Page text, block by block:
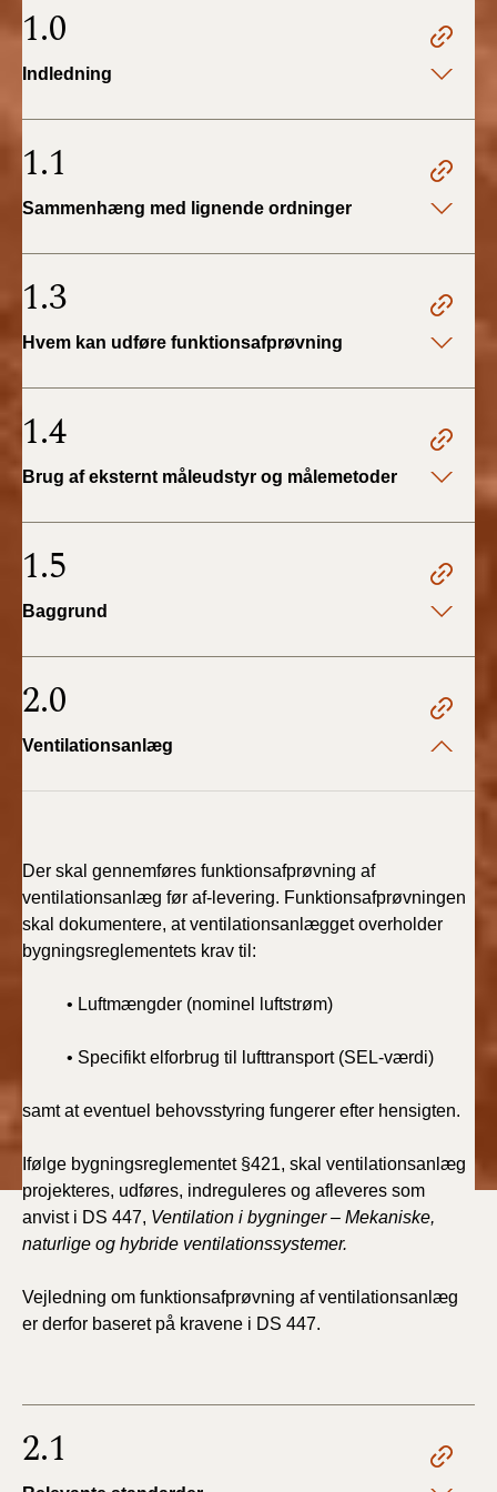
BR18 (1/1 - 30/6
2022)
BR18 (1/1-29/6
2018)
2010)
1.0
Indledning
1.1
Sammenhæng med lignende ordninger
1.3
Hvem kan udføre funktionsafprøvning
1.4
Brug af eksternt måleudstyr og målemetoder
1.5
Baggrund
2.0
Ventilationsanlæg
Der skal gennemføres funktionsafprøvning af
ventilationsanlæg før af-levering. Funktionsafprøvningen
skal dokumentere, at ventilationsanlægget overholder
bygningsreglementets krav til:
• Luftmængder (nominel luftstrøm)
• Specifikt elforbrug til lufttransport (SEL-værdi)
samt at eventuel behovsstyring fungerer efter hensigten.
Ifølge bygningsreglementet §421, skal ventilationsanlæg
projekteres, udføres, indreguleres og afleveres som
anvist i DS 447, Ventilation i bygninger – Mekaniske,
naturlige og hybride ventilationssystemer.
Vejledning om funktionsafprøvning af ventilationsanlæg
er derfor baseret på kravene i DS 447.
2.1